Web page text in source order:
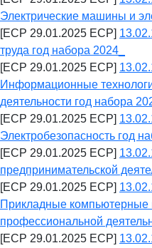
Электрические машины и
[ECP 29.01.2025 ECP]
труда год набора 2024_
[ECP 29.01.2025 ECP]
Информационные
деятельности год набора
[ECP 29.01.2025 ECP]
Электробезопасность год
[ECP 29.01.2025 ECP]
предпринимательской
[ECP 29.01.2025 ECP]
Прикладные компьютерные
профессиональной
[ECP 29.01.2025 ECP]